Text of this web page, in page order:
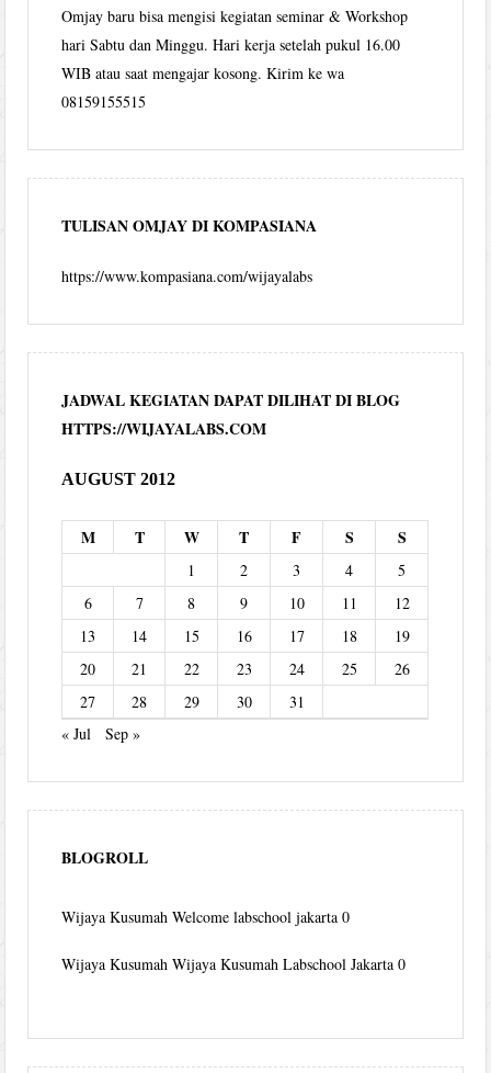
Omjay baru bisa mengisi kegiatan seminar & Workshop
hari Sabtu dan Minggu. Hari kerja setelah pukul 16.00
WIB atau saat mengajar kosong. Kirim ke wa
08159155515
TULISAN OMJAY DI KOMPASIANA
https://www.kompasiana.com/wijayalabs
JADWAL KEGIATAN DAPAT DILIHAT DI BLOG
HTTPS://WIJAYALABS.COM
AUGUST 2012
M T W T F S S
1 2 3 4
5
6
7 8 9 10 11
12
13
14 15 16 17 18
19
20
21 22 23 24 25
26
27
28 29 30
31
« Jul
Sep »
BLOGROLL
Wijaya Kusumah Welcome labschool jakarta 0
Wijaya Kusumah Wijaya Kusumah Labschool Jakarta 0